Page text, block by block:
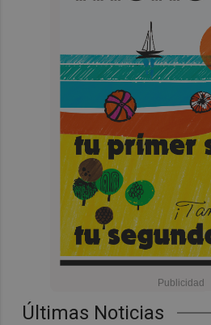
Últimas Noticias